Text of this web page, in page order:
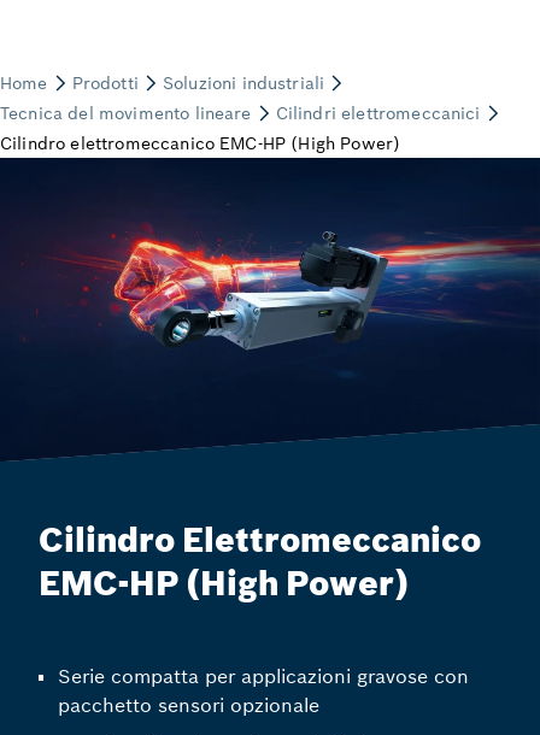
Cilindro Elettromeccanico
EMC-HP (High Power)
Serie compatta per applicazioni gravose con
pacchetto sensori opzionale